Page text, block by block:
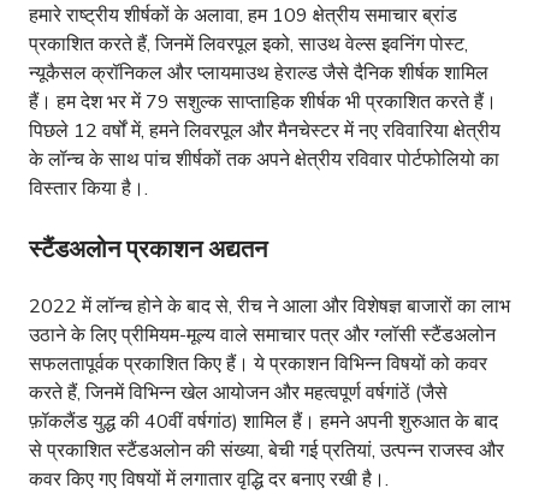
हमारे राष्ट्रीय शीर्षकों के अलावा, हम 109 क्षेत्रीय समाचार ब्रांड
प्रकाशित करते हैं, जिनमें लिवरपूल इको, साउथ वेल्स इवनिंग पोस्ट,
न्यूकैसल क्रॉनिकल और प्लायमाउथ हेराल्ड जैसे दैनिक शीर्षक शामिल
हैं। हम देश भर में 79 सशुल्क साप्ताहिक शीर्षक भी प्रकाशित करते हैं।
पिछले 12 वर्षों में, हमने लिवरपूल और मैनचेस्टर में नए रविवारिया क्षेत्रीय
के लॉन्च के साथ पांच शीर्षकों तक अपने क्षेत्रीय रविवार पोर्टफोलियो का
विस्तार किया है।.
स्टैंडअलोन प्रकाशन अद्यतन
2022 में लॉन्च होने के बाद से, रीच ने आला और विशेषज्ञ बाजारों का लाभ
उठाने के लिए प्रीमियम-मूल्य वाले समाचार पत्र और ग्लॉसी स्टैंडअलोन
सफलतापूर्वक प्रकाशित किए हैं। ये प्रकाशन विभिन्न विषयों को कवर
करते हैं, जिनमें विभिन्न खेल आयोजन और महत्वपूर्ण वर्षगांठें (जैसे
फ़ॉकलैंड युद्ध की 40वीं वर्षगांठ) शामिल हैं। हमने अपनी शुरुआत के बाद
से प्रकाशित स्टैंडअलोन की संख्या, बेची गई प्रतियां, उत्पन्न राजस्व और
कवर किए गए विषयों में लगातार वृद्धि दर बनाए रखी है।.